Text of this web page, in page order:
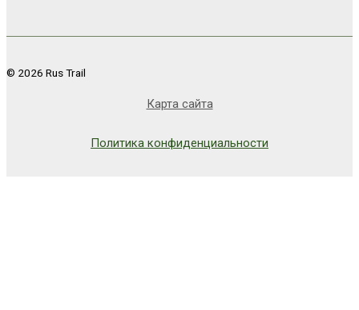
© 2026 Rus Trail
Карта сайта
Политика конфиденциальности